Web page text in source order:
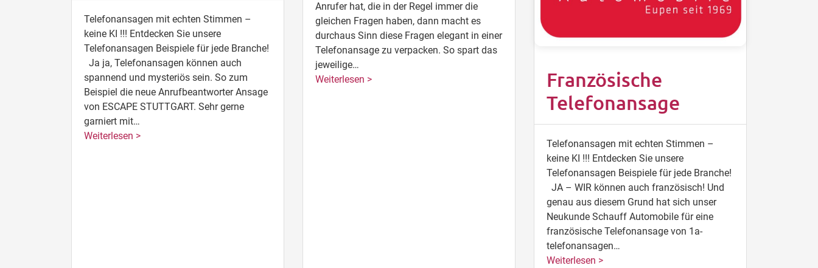
Telefonansagen mit echten Stimmen –
keine KI !!! Entdecken Sie unsere
Telefonansagen Beispiele für jede Branche!
Ja ja, Telefonansagen können auch
spannend und mysteriös sein. So zum
Beispiel die neue Anrufbeantworter Ansage
von ESCAPE STUTTGART. Sehr gerne
garniert mit…
Weiterlesen >
Anrufer hat, die in der Regel immer die
gleichen Fragen haben, dann macht es
durchaus Sinn diese Fragen elegant in einer
Telefonansage zu verpacken. So spart das
jeweilige…
Weiterlesen >
Französische
Telefonansage
Telefonansagen mit echten Stimmen –
keine KI !!! Entdecken Sie unsere
Telefonansagen Beispiele für jede Branche!
JA – WIR können auch französisch! Und
genau aus diesem Grund hat sich unser
Neukunde Schauff Automobile für eine
französische Telefonansage von 1a-
telefonansagen…
Weiterlesen >